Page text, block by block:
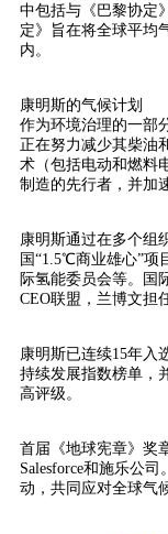
中包括与《巴黎协定
定》旨在将全球平均
内。
康明斯的气候计划
作为环境治理的一部
正在努力减少其柴油
术（包括电动和燃料
制造的先行者，并加
康明斯通过在多个组
国“1.5℃商业雄心”项
际氢能委员会等。国
CEO联盟，兰博文担
康明斯已连续15年入
持续发展指数榜单，
高评级。
首届《地球宪章》奖
Salesforce和施乐公
动，共同应对全球气